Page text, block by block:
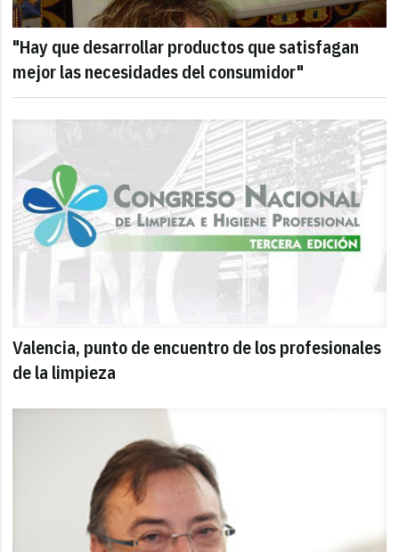
"Hay que desarrollar productos que satisfagan
mejor las necesidades del consumidor"
Valencia, punto de encuentro de los profesionales
de la limpieza